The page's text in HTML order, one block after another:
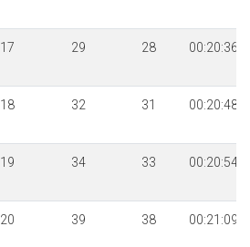
17 29 28 00:20:36
18 32 31 00:20:48
19 34 33 00:20:54
20 39 38 00:21:09